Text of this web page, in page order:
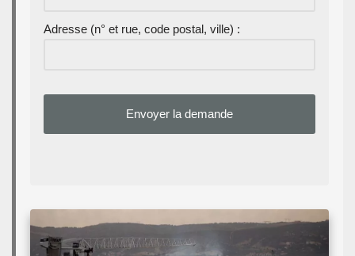
Adresse (n° et rue, code postal, ville) :